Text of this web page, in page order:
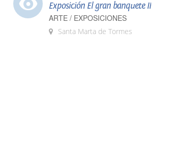
Exposición El gran banquete II
ARTE / EXPOSICIONES
Santa Marta de Tormes